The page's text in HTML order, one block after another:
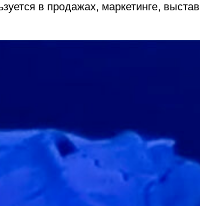
в продажах, маркетинге,